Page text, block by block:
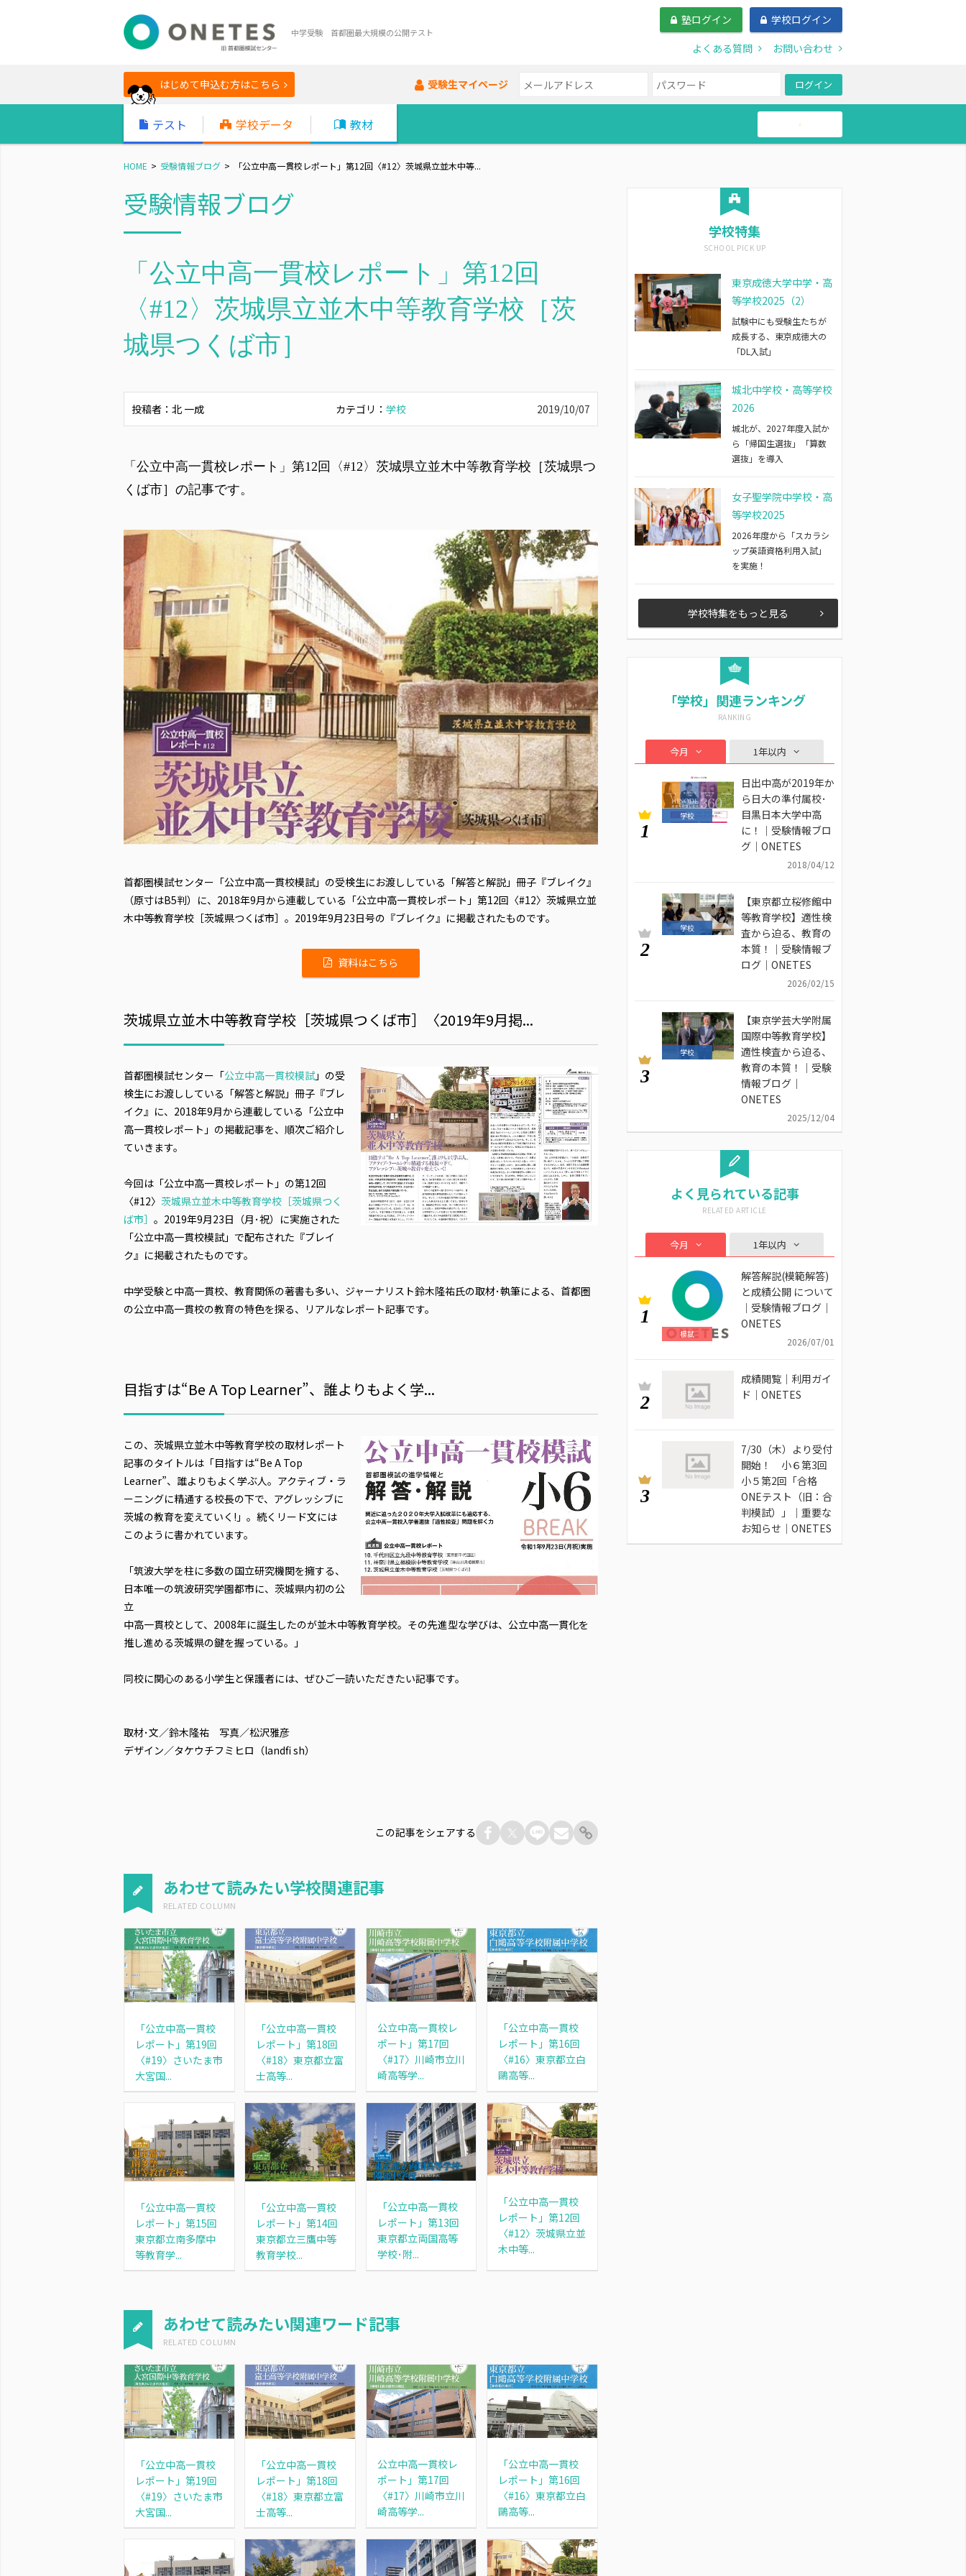
中学受験 首都圏最大規模の公開テスト
塾ログイン
学校ログイン
よくある質問
お問い合わせ
はじめて申込む方はこちら 受験生マイページ ログイン
テスト 学校データ 教材 帰国生
HOME 受験情報ブログ 「公立中高一貫校レポート」第12回〈#12〉茨城県立並木中等...
受験情報ブログ
「公立中高一貫校レポート」第12回
〈#12〉茨城県立並木中等教育学校［茨
城県つくば市］
投稿者：北 一成 カテゴリ： 学校 2019/10/07
「公立中高一貫校レポート」第12回〈#12〉茨城県立並木中等教育学校［茨城県つ
くば市］の記事です。
首都圏模試センター「公立中高一貫校模試」の受検生にお渡ししている「解答と解説」冊子『ブレイク』
（原寸はB5判）に、2018年9月から連載している「公立中高一貫校レポート」第12回〈#12〉茨城県立並
木中等教育学校［茨城県つくば市］。2019年9月23日号の『ブレイク』に掲載されたものです。
資料はこちら
茨城県立並木中等教育学校［茨城県つくば市］〈2019年9月掲...
首都圏模試センター「公立中高一貫校模試」の受
検生にお渡ししている「解答と解説」冊子『ブレ
イク』に、2018年9月から連載している「公立中
高一貫校レポート」の掲載記事を、順次ご紹介し
ていきます。
今回は「公立中高一貫校レポート」の第12回
〈#12〉 茨城県立並木中等教育学校［茨城県つく
ば市］ 。2019年9月23日（月･祝）に実施された
「公立中高一貫校模試」で配布された『ブレイ
ク』に掲載されたものです。
中学受験と中高一貫校、教育関係の著書も多い、ジャーナリスト鈴木隆祐氏の取材･執筆による、首都圏
の公立中高一貫校の教育の特色を探る、リアルなレポート記事です。
目指すは“Be A Top Learner”、誰よりもよく学...
この、茨城県立並木中等教育学校の取材レポート
記事のタイトルは「目指すは“Be A Top
Learner”、誰よりもよく学ぶ人。アクティブ・ラ
ーニングに精通する校長の下で、アグレッシブに
茨城の教育を変えていく!」。続くリード文には
このように書かれています。
「筑波大学を柱に多数の国立研究機関を擁する、
日本唯一の筑波研究学園都市に、茨城県内初の公
立
中高一貫校として、2008年に誕生したのが並木中等教育学校。その先進型な学びは、公立中高一貫化を
推し進める茨城県の鍵を握っている。」
同校に関心のある小学生と保護者には、ぜひご一読いただきたい記事です。
取材･文／鈴木隆祐 写真／松沢雅彦
デザイン／タケウチフミヒロ（landfi sh）
この記事をシェアする
あわせて読みたい学校関連記事
「公立中高一貫校
レポート」第19回
〈#19〉さいたま市
大宮国...
「公立中高一貫校
レポート」第18回
〈#18〉東京都立富
士高等...
公立中高一貫校レ
ポート」第17回
〈#17〉川崎市立川
崎高等学...
「公立中高一貫校
レポート」第16回
〈#16〉東京都立白
鷗高等...
「公立中高一貫校
レポート」第15回
東京都立南多摩中
等教育学...
「公立中高一貫校
レポート」第14回
東京都立三鷹中等
教育学校...
「公立中高一貫校
レポート」第13回
東京都立両国高等
学校･附...
「公立中高一貫校
レポート」第12回
〈#12〉茨城県立並
木中等...
あわせて読みたい関連ワード記事
「公立中高一貫校
レポート」第19回
〈#19〉さいたま市
大宮国...
「公立中高一貫校
レポート」第18回
〈#18〉東京都立富
士高等...
公立中高一貫校レ
ポート」第17回
〈#17〉川崎市立川
崎高等学...
「公立中高一貫校
レポート」第16回
〈#16〉東京都立白
鷗高等...
学校特集
東京成徳大学中学・高
等学校2025（2）
試験中にも受験生たちが
成長する、東京成徳大の
「DL入試」
城北中学校・高等学校
2026
城北が、2027年度入試か
ら「帰国生選抜」「算数
選抜」を導入
女子聖学院中学校・高
等学校2025
2026年度から「スカラシ
ップ英語資格利用入試」
を実施！
学校特集をもっと見る
「学校」関連ランキング
今月 1年以内
1
学校
日出中高が2019年か
ら日大の準付属校･
目黒日本大学中高
に！｜受験情報ブロ
グ｜ONETES
2018/04/12
2
学校
【東京都立桜修館中
等教育学校】適性検
査から迫る、教育の
本質！｜受験情報ブ
ログ｜ONETES
2026/02/15
3
学校
【東京学芸大学附属
国際中等教育学校】
適性検査から迫る、
教育の本質！｜受験
情報ブログ｜
ONETES
2025/12/04
よく見られている記事
今月 1年以内
1
模試
解答解説(模範解答)
と成績公開 について
｜受験情報ブログ｜
ONETES
2026/07/01
2
成績閲覧｜利用ガイ
ド｜ONETES
3
7/30（木）より受付
開始！ 小６第3回
小５第2回「合格
ONEテスト（旧：合
判模試）」｜重要な
お知らせ｜ONETES